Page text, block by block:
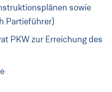
sowie
Partieführer)
PKW zur Erreichung des